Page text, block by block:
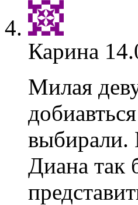
Карина
Милая
выбирали.
Диана так